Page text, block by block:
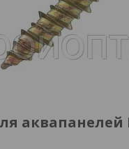
аквапанелей